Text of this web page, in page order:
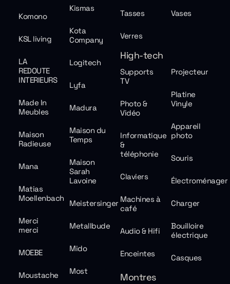
Kismas
Komono
Kota
Company
KSL living
LA
REDOUTE
INTERIEURS
Logitech
Lyfa
Made In
Meubles
Madura
Maison du
Temps
Maison
Radieuse
Maison
Sarah
Lavoine
Mana
Matias
Moellenbach
Meistersinger
Merci
merci
Metallbude
Mido
MOEBE
Most
Moustache
Tasses Vases
Verres
High-tech
Supports
TV
Projecteur
Platine
Vinyle
Photo &
Vidéo
Appareil
photo
Informatique
&
téléphonie
Souris
Claviers
Électroménager
Machines à
café
Charger
Bouilloire
électrique
Audio & Hifi
Enceintes Casques
Montres